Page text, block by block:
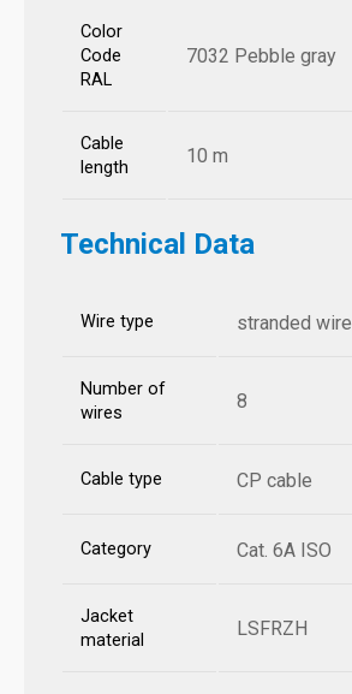
Color
Code
RAL
7032 Pebble gray
Cable
length
10 m
Technical Data
Wire type stranded wire
Number of
wires
8
Cable type CP cable
Category Cat. 6A ISO
Jacket
material
LSFRZH